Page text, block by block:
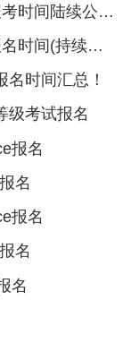
2026年3月全国计算机等级考试报考时间陆续公布
2024年9月全国计算机等级考试报名时间(持续更新)
时间汇总！
级考试报名
报名
名
报名
名
名